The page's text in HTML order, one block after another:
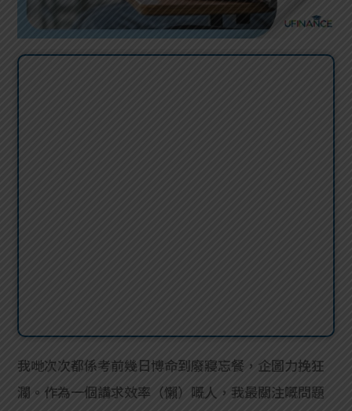
我哋次次都係考前幾日博命到廢寢忘餐，企圖力挽狂
瀾。作為一個講求效率（懶）嘅人，我最關注嘅問題